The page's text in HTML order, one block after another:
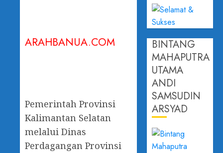
ARAHBANUA.COM
Pemerintah Provinsi
Kalimantan Selatan
melalui Dinas
Perdagangan Provinsi
BINTANG
MAHAPUTRA
UTAMA
ANDI
SAMSUDIN
ARSYAD